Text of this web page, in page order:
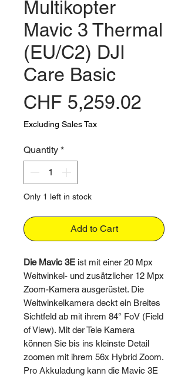
Multikopter
Mavic 3 Thermal
(EU/C2) DJI
Care Basic
CHF 5,259.02
Excluding Sales Tax
Quantity *
Only 1 left in stock
Add to Cart
Die Mavic 3E ist mit einer 20 Mpx
Weitwinkel- und zusätzlicher 12 Mpx
Zoom-Kamera ausgerüstet. Die
Weitwinkelkamera deckt ein Breites
Sichtfeld ab mit ihrem 84° FoV (Field
of View). Mit der Tele Kamera
können Sie bis ins kleinste Detail
zoomen mit ihrem 56x Hybrid Zoom.
Pro Akkuladung kann die Mavic 3E